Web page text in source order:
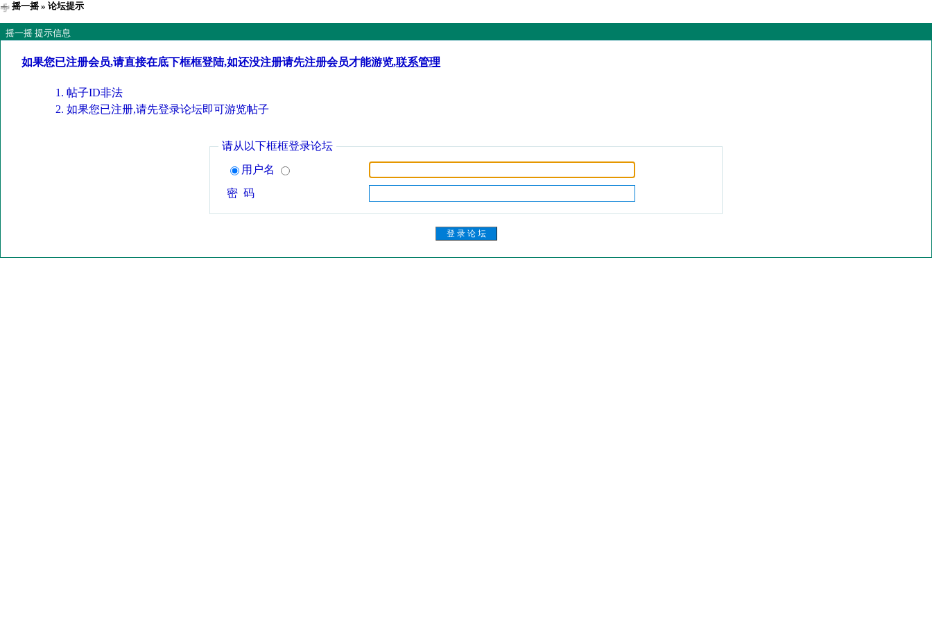
摇一摇» 论坛提示
摇一摇 提示信息
如果您已注册会员,请直接在底下框框登陆,如还没注册请先注册会员才能游览,联系管理
帖子ID非法
如果您已注册,请先登录论坛即可游览帖子
请从以下框框登录论坛
用户名
密 码